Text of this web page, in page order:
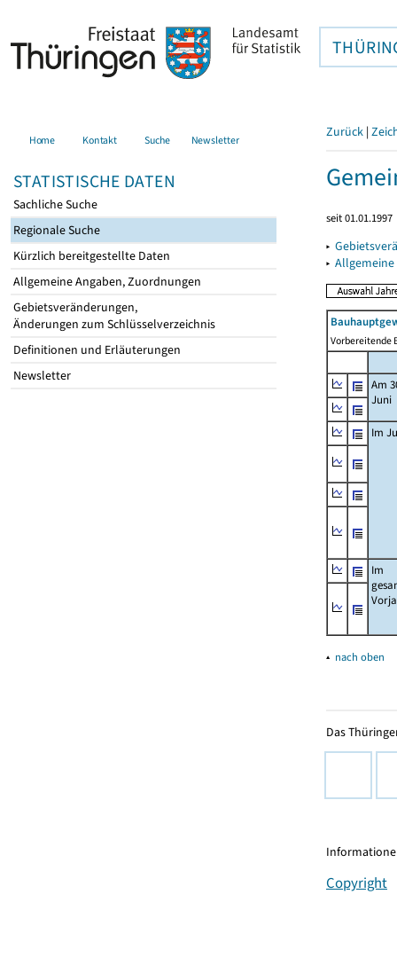
Home Kontakt Suche Newsletter
STATISTISCHE DATEN
Sachliche Suche
Regionale Suche
Kürzlich bereitgestellte Daten
Allgemeine Angaben, Zuordnungen
Gebietsveränderungen,
Änderungen zum Schlüsselverzeichnis
Definitionen und Erläuterungen
Newsletter
Zurück |
seit 01.01.1997
▸
▸
Vorbereitende
Am
Juni
Im
Im
▴ nach oben
Das
Copyright